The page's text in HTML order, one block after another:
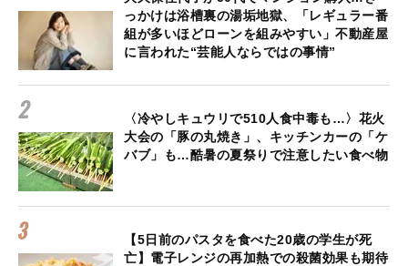
っかけは浴槽裏の湯垢地獄、「レギュラー番
組が多いほどローンを組みやすい」不動産屋
に言われた“芸能人ならではの事情”
〈冷やしキュウリで510人食中毒も…〉花火
大会の「豚の丸焼き」、キッチンカーの「ケ
バブ」も…酷暑の夏祭りで注意したい食べ物
【5日前のパスタを食べた20歳の学生が死
亡】電子レンジの再加熱での殺菌効果も期待